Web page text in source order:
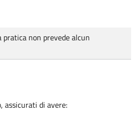
pratica non prevede alcun
assicurati di avere: